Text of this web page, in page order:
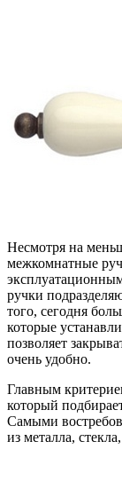
Несмотря на
межкомнатные
ручки
того, сегодня
которые
позволяет
очень удобно.
Главным
который
Самыми
из металла,